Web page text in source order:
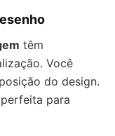
têm
Você
do design.
para